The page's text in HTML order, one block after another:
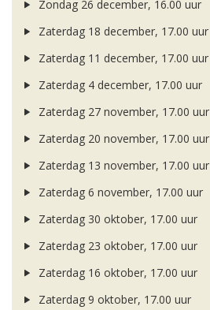
Zondag 26 december, 16.00 uur
Zaterdag 18 december, 17.00 uur
Zaterdag 11 december, 17.00 uur
Zaterdag 4 december, 17.00 uur
Zaterdag 27 november, 17.00 uur
Zaterdag 20 november, 17.00 uur
Zaterdag 13 november, 17.00 uur
Zaterdag 6 november, 17.00 uur
Zaterdag 30 oktober, 17.00 uur
Zaterdag 23 oktober, 17.00 uur
Zaterdag 16 oktober, 17.00 uur
Zaterdag 9 oktober, 17.00 uur